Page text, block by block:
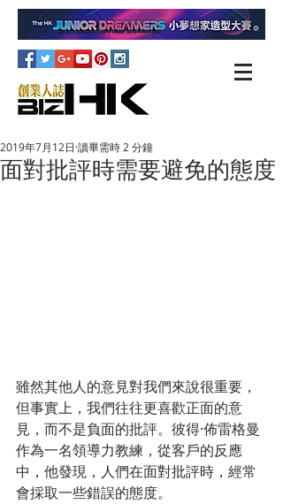
面對批評時需要避免的態度
2019年7月12日 讀畢需時 2 分鐘
雖然其他人的意見對我們來說很重要，
但事實上，我們往往更喜歡正面的意
見，而不是負面的批評。彼得·佈雷格曼
作為一名領導力教練，從客戶的反應
中，他發現，人們在面對批評時，經常
會採取一些錯誤的態度。